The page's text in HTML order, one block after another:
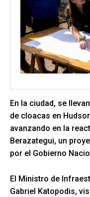
En la ciudad, se
de cloacas en
avanzando en la
Berazategui, un
por el Gobierno
El Ministro de
Gabriel Katopodis,